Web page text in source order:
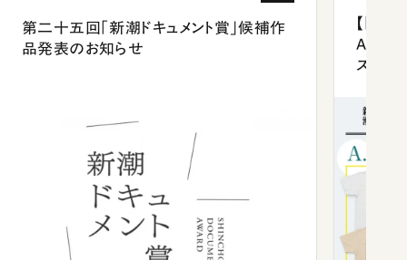
第二十五回「新潮ドキュメント賞」候補作
品発表のお知らせ
【「新
ズプレ